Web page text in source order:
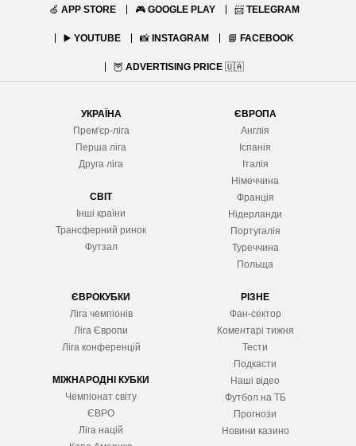
🍏 APP STORE 🎮 GOOGLE PLAY 📨 TELEGRAM
▶️ YOUTUBE 📸 INSTAGRAM 📘 FACEBOOK
🦉 ADVERTISING PRICE 🇺🇦
УКРАЇНА
Прем'єр-ліга
Перша ліга
Друга ліга
СВІТ
Інші країни
Трансферний ринок
Футзал
ЄВРОПА
Англія
Іспанія
Італія
Німеччина
Франція
Нідерланди
Португалія
Туреччина
Польща
ЄВРОКУБКИ
Ліга чемпіонів
Ліга Європи
Ліга конференцій
МІЖНАРОДНІ КУБКИ
Чемпіонат світу
ЄВРО
Ліга націй
РІЗНЕ
Фан-сектор
Коментарі тижня
Тести
Подкасти
Наші відео
Футбол на ТБ
Прогнози
Новини казино